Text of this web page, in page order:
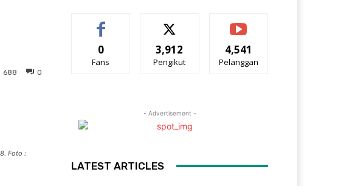
0
688
Foto :
0
Fans
3,912
Pengikut
4,541
Pelanggan
- Advertisement -
LATEST ARTICLES